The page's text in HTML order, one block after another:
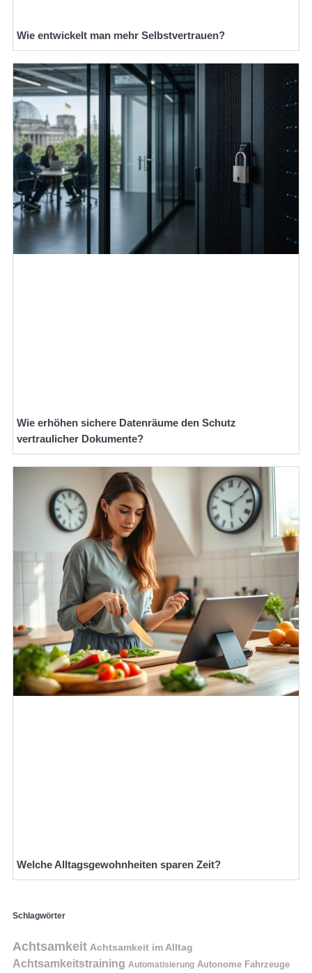
Wie entwickelt man mehr Selbstvertrauen?
Wie erhöhen sichere Datenräume den Schutz
vertraulicher Dokumente?
Welche Alltagsgewohnheiten sparen Zeit?
Schlagwörter
Achtsamkeit Achtsamkeit im Alltag
Achtsamkeitstraining Automatisierung Autonome Fahrzeuge